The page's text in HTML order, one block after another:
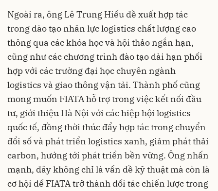
Ngoài ra, ông Lê Trung Hiếu đề xuất hợp tác
trong đào tạo nhân lực logistics chất lượng cao
thông qua các khóa học và hội thảo ngắn hạn,
cũng như các chương trình đào tạo dài hạn phối
hợp với các trường đại học chuyên ngành
logistics và giao thông vận tải. Thành phố cũng
mong muốn FIATA hỗ trợ trong việc kết nối đầu
tư, giới thiệu Hà Nội với các hiệp hội logistics
quốc tế, đồng thời thúc đẩy hợp tác trong chuyển
đổi số và phát triển logistics xanh, giảm phát thải
carbon, hướng tới phát triển bền vững. Ông nhấn
mạnh, đây không chỉ là vấn đề kỹ thuật mà còn là
cơ hội để FIATA trở thành đối tác chiến lược trong